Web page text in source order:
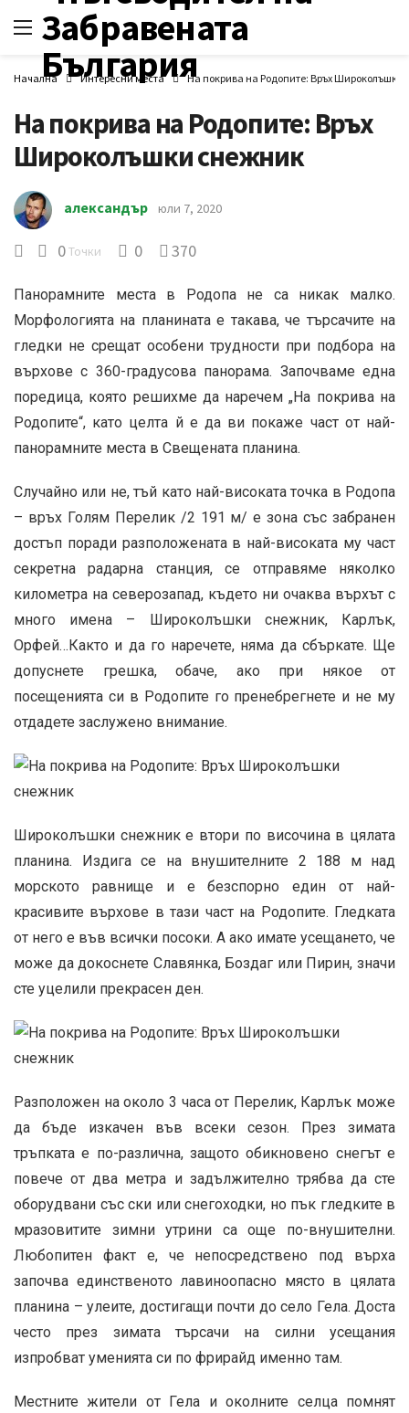
Начална Интересни места На покрива на Родопите: Връх Широколъшки
На покрива на Родопите: Връх
Широколъшки снежник
александър юли 7, 2020
0Точки 0 370
Панорамните места в Родопа не са никак малко.
Морфологията на планината е такава, че търсачите на
гледки не срещат особени трудности при подбора на
върхове с 360-градусова панорама. Започваме една
поредица, която решихме да наречем „На покрива на
Родопите“, като целта й е да ви покаже част от най-
панорамните места в Свещената планина.
Случайно или не, тъй като най-високата точка в Родопа
– връх Голям Перелик /2 191 м/ е зона със забранен
достъп поради разположената в най-високата му част
секретна радарна станция, се отправяме няколко
километра на северозапад, където ни очаква върхът с
много имена – Широколъшки снежник, Карлък,
Орфей…Както и да го наречете, няма да сбъркате. Ще
допуснете грешка, обаче, ако при някое от
посещенията си в Родопите го пренебрегнете и не му
отдадете заслужено внимание.
Широколъшки снежник е втори по височина в цялата
планина. Издига се на внушителните 2 188 м над
морското равнище и е безспорно един от най-
красивите върхове в тази част на Родопите. Гледката
от него е във всички посоки. А ако имате усещането, че
може да докоснете Славянка, Боздаг или Пирин, значи
сте уцелили прекрасен ден.
Разположен на около 3 часа от Перелик, Карлък може
да бъде изкачен във всеки сезон. През зимата
тръпката е по-различна, защото обикновено снегът е
повече от два метра и задължително трябва да сте
оборудвани със ски или снегоходки, но пък гледките в
мразовитите зимни утрини са още по-внушителни.
Любопитен факт е, че непосредствено под върха
започва единственото лавиноопасно място в цялата
планина – улеите, достигащи почти до село Гела. Доста
често през зимата търсачи на силни усещания
изпробват уменията си по фрирайд именно там.
Местните жители от Гела и околните селца помнят